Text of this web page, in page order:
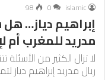
islamic
0
98
إبراهيم دياز…
مدريد للمغرب أم
لا تزال الكثير من
ريال مدريد إبراهيم دياز